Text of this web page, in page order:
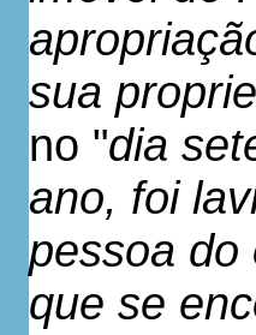
sua
no "dia
ano, foi
pessoa do
que se